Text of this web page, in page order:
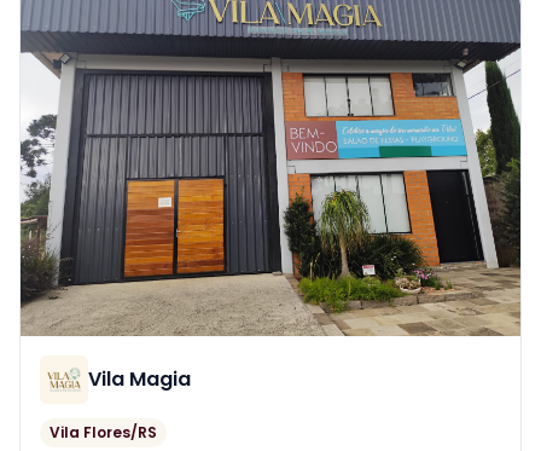
Vila Magia
Vila Flores/RS